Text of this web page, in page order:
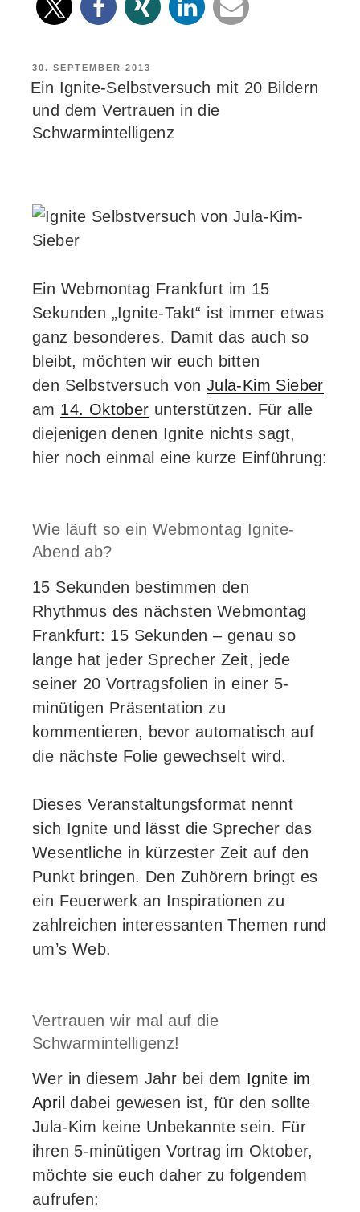
gefährliche
VERÖFFENTLICHT
AM
30. SEPTEMBER 2013
Ein Ignite-Selbstversuch mit 20 Bildern
und dem Vertrauen in die
Schwarmintelligenz
Ein Webmontag Frankfurt im 15
Sekunden „Ignite-Takt“ ist immer etwas
ganz besonderes. Damit das auch so
bleibt, möchten wir euch bitten
den Selbstversuch von Jula-Kim Sieber
am 14. Oktober unterstützen. Für alle
diejenigen denen Ignite nichts sagt,
hier noch einmal eine kurze Einführung:
Wie läuft so ein Webmontag Ignite-
Abend ab?
15 Sekunden bestimmen den
Rhythmus des nächsten Webmontag
Frankfurt: 15 Sekunden – genau so
lange hat jeder Sprecher Zeit, jede
seiner 20 Vortragsfolien in einer 5-
minütigen Präsentation zu
kommentieren, bevor automatisch auf
die nächste Folie gewechselt wird.
Dieses Veranstaltungsformat nennt
sich Ignite und lässt die Sprecher das
Wesentliche in kürzester Zeit auf den
Punkt bringen. Den Zuhörern bringt es
ein Feuerwerk an Inspirationen zu
zahlreichen interessanten Themen rund
um’s Web.
Vertrauen wir mal auf die
Schwarmintelligenz!
Wer in diesem Jahr bei dem Ignite im
April dabei gewesen ist, für den sollte
Jula-Kim keine Unbekannte sein. Für
ihren 5-minütigen Vortrag im Oktober,
möchte sie euch daher zu folgendem
aufrufen: